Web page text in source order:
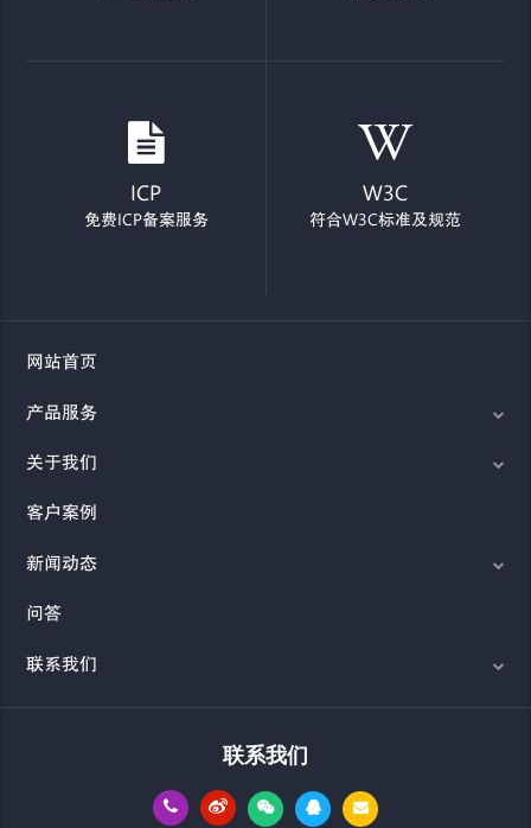
ICP
免费ICP备案服务
W3C
符合W3C标准及规范
网站首页
产品服务
关于我们
客户案例
新闻动态
问答
联系我们
联系我们